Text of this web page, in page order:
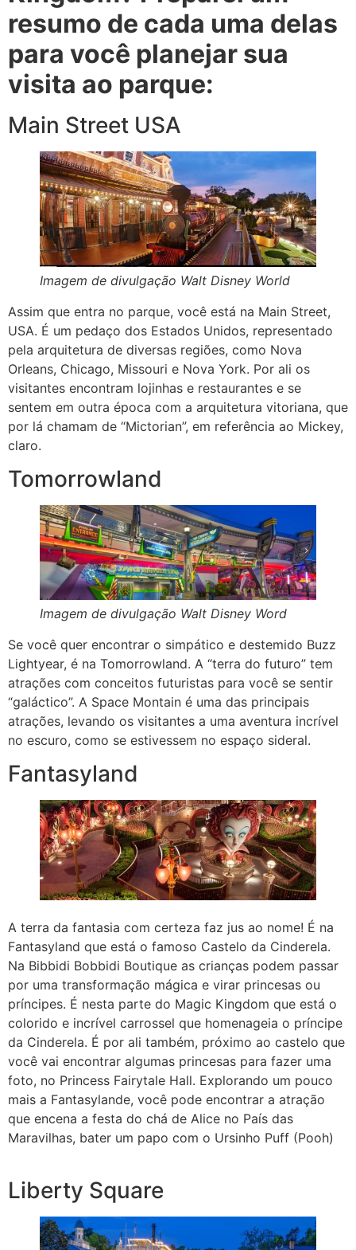
resumo de cada uma delas
para você planejar sua
visita ao parque:
Main Street USA
Imagem de divulgação Walt Disney World
Assim que entra no parque, você está na Main Street,
USA. É um pedaço dos Estados Unidos, representado
pela arquitetura de diversas regiões, como Nova
Orleans, Chicago, Missouri e Nova York. Por ali os
visitantes encontram lojinhas e restaurantes e se
sentem em outra época com a arquitetura vitoriana, que
por lá chamam de “Mictorian”, em referência ao Mickey,
claro.
Tomorrowland
Imagem de divulgação Walt Disney Word
Se você quer encontrar o simpático e destemido Buzz
Lightyear, é na Tomorrowland. A “terra do futuro” tem
atrações com conceitos futuristas para você se sentir
“galáctico”. A Space Montain é uma das principais
atrações, levando os visitantes a uma aventura incrível
no escuro, como se estivessem no espaço sideral.
Fantasyland
A terra da fantasia com certeza faz jus ao nome! É na
Fantasyland que está o famoso Castelo da Cinderela.
Na Bibbidi Bobbidi Boutique as crianças podem passar
por uma transformação mágica e virar princesas ou
príncipes. É nesta parte do Magic Kingdom que está o
colorido e incrível carrossel que homenageia o príncipe
da Cinderela. É por ali também, próximo ao castelo que
você vai encontrar algumas princesas para fazer uma
foto, no Princess Fairytale Hall. Explorando um pouco
mais a Fantasylande, você pode encontrar a atração
que encena a festa do chá de Alice no País das
Maravilhas, bater um papo com o Ursinho Puff (Pooh)
Liberty Square